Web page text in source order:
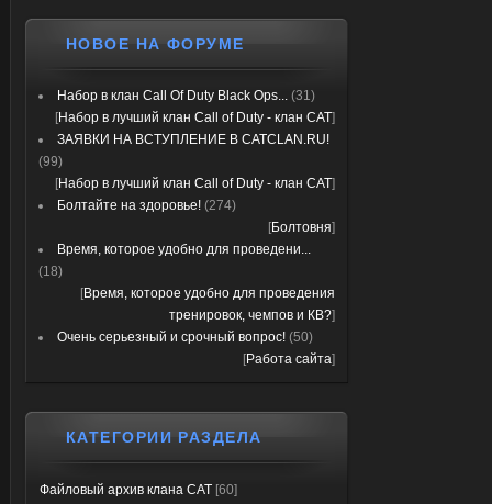
НОВОЕ НА ФОРУМЕ
Набор в клан Call Of Duty Black Ops... (31)
[Набор в лучший клан Call of Duty - клан CAT]
ЗАЯВКИ НА ВСТУПЛЕНИЕ В CATCLAN.RU!
(99)
[Набор в лучший клан Call of Duty - клан CAT]
Болтайте на здоровье! (274)
[Болтовня]
Время, которое удобно для проведени...
(18)
[Время, которое удобно для проведения
тренировок, чемпов и КВ?]
Очень серьезный и срочный вопрос! (50)
[Работа сайта]
КАТЕГОРИИ РАЗДЕЛА
Файловый архив клана CAT [60]